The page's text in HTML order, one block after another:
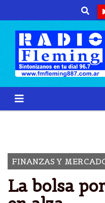
FINANZAS Y
La bolsa